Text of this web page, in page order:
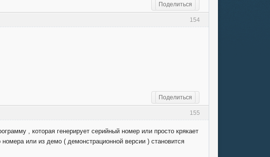
Поделиться
154
Поделиться
155
, которая генерирует серийный номер или просто крякает
или из демо ( демонстрационной версии ) становится